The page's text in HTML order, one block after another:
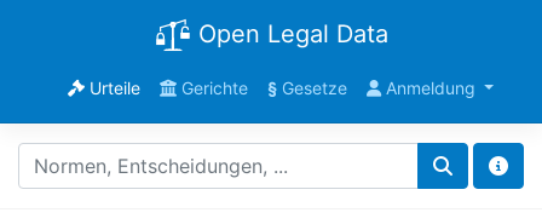
Open Legal Data
Urteile Gerichte §Gesetze Anmeldung